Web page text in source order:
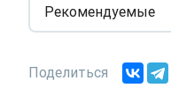
Рекомендуемые
Поделиться